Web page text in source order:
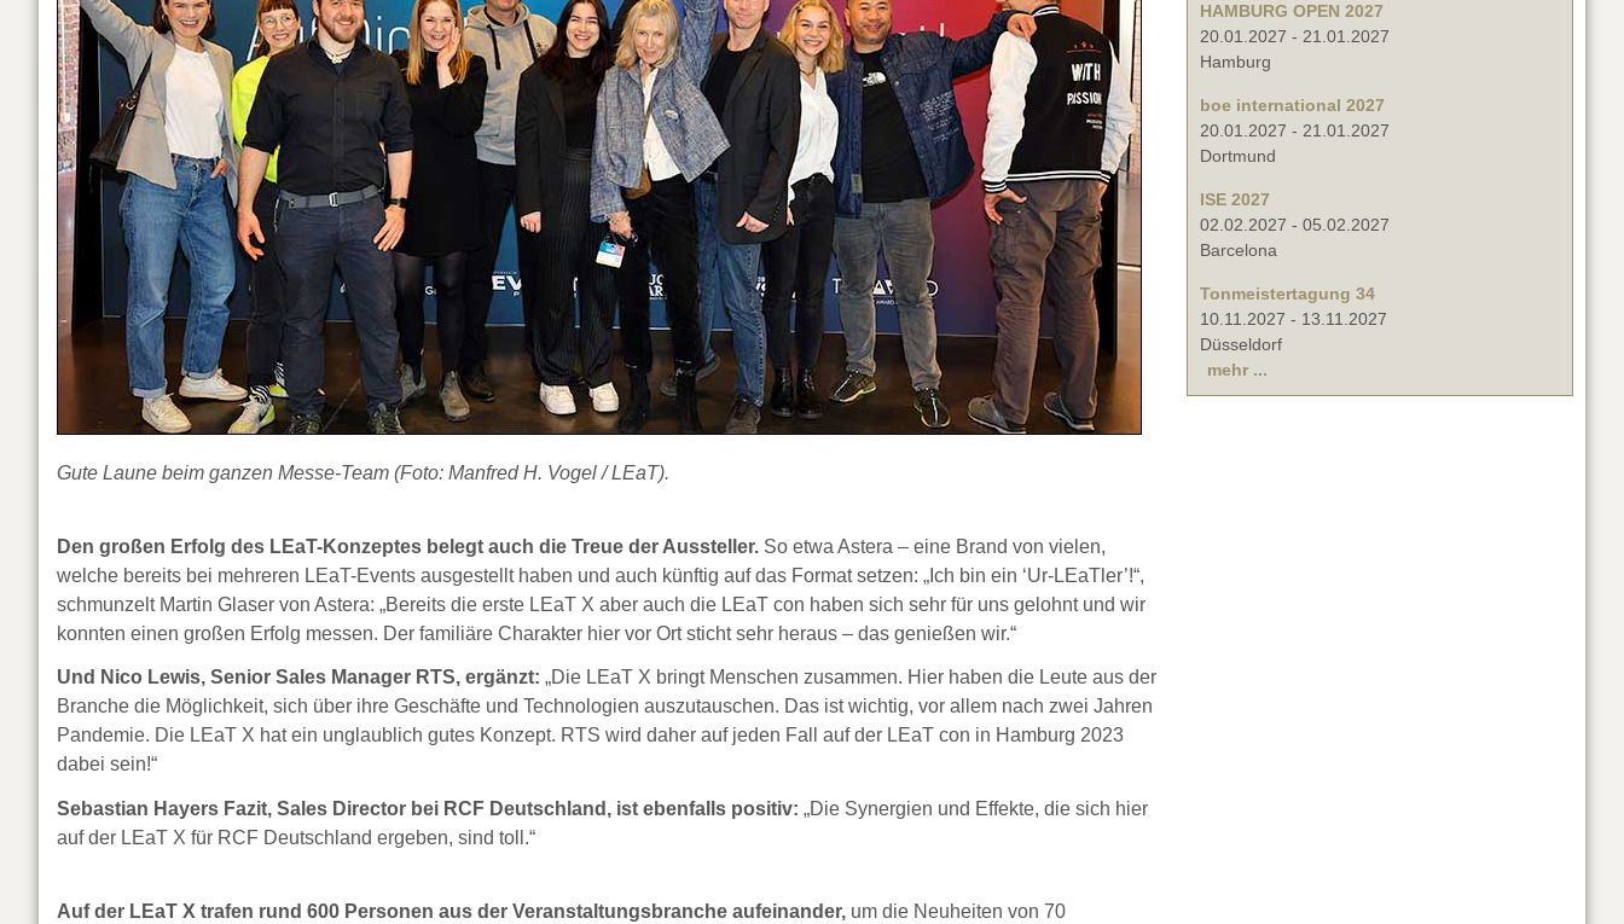
Gute Laune beim ganzen Messe-Team (Foto: Manfred H. Vogel / LEaT).
Den großen Erfolg des LEaT-Konzeptes belegt auch die Treue der Aussteller. So etwa Astera – eine Brand von vielen,
welche bereits bei mehreren LEaT-Events ausgestellt haben und auch künftig auf das Format setzen: „Ich bin ein ‘Ur-LEaTler’!“,
schmunzelt Martin Glaser von Astera: „Bereits die erste LEaT X aber auch die LEaT con haben sich sehr für uns gelohnt und wir
konnten einen großen Erfolg messen. Der familiäre Charakter hier vor Ort sticht sehr heraus – das genießen wir.“
Und Nico Lewis, Senior Sales Manager RTS, ergänzt: „Die LEaT X bringt Menschen zusammen. Hier haben die Leute aus der
Branche die Möglichkeit, sich über ihre Geschäfte und Technologien auszutauschen. Das ist wichtig, vor allem nach zwei Jahren
Pandemie. Die LEaT X hat ein unglaublich gutes Konzept. RTS wird daher auf jeden Fall auf der LEaT con in Hamburg 2023
dabei sein!“
Sebastian Hayers Fazit, Sales Director bei RCF Deutschland, ist ebenfalls positiv: „Die Synergien und Effekte, die sich hier
auf der LEaT X für RCF Deutschland ergeben, sind toll.“
Auf der LEaT X trafen rund 600 Personen aus der Veranstaltungsbranche aufeinander, um die Neuheiten von 70
HAMBURG OPEN 2027
20.01.2027 - 21.01.2027
Hamburg
boe international 2027
20.01.2027 - 21.01.2027
Dortmund
ISE 2027
02.02.2027 - 05.02.2027
Barcelona
Tonmeistertagung 34
10.11.2027 - 13.11.2027
Düsseldorf
mehr ...